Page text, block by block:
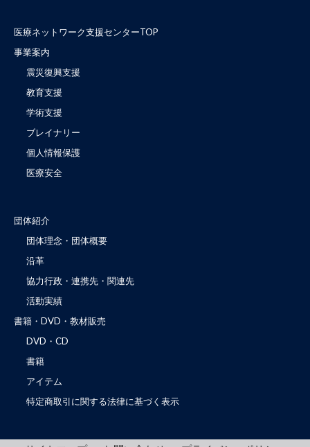
医療ネットワーク支援センターTOP
事業案内
震災復興支援
教育支援
学術支援
ブレイナリー
個人情報保護
医療安全
団体紹介
団体理念・団体概要
沿革
協力行政・連携先・関連先
活動実績
書籍・DVD・教材販売
DVD・CD
書籍
アイテム
特定商取引に関する法律に基づく表示